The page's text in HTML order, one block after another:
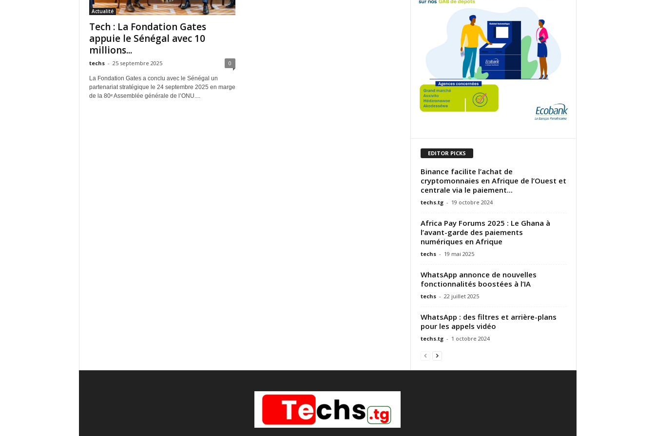
Actualité
Tech : La Fondation Gates
appuie le Sénégal avec 10
millions...
techs - 25 septembre 2025 0
La Fondation Gates a conclu avec le Sénégal un
partenariat stratégique le 24 septembre 2025 en marge
de la 80ᵉ Assemblée générale de l’ONU....
EDITOR PICKS
Binance facilite l’achat de
cryptomonnaies en Afrique de l’Ouest et
centrale via le paiement...
techs.tg - 19 octobre 2024
Africa Pay Forums 2025 : Le Ghana à
l’avant-garde des paiements
numériques en Afrique
techs - 19 mai 2025
WhatsApp annonce de nouvelles
fonctionnalités boostées à l’IA
techs - 22 juillet 2025
WhatsApp : des filtres et arrière-plans
pour les appels vidéo
techs.tg - 1 octobre 2024